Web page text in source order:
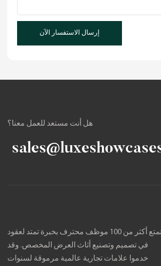
إرسال الاستفسار الآن
هل أنت مستعد للعمل معنا؟
يتمتع أكثر من 100 موظف محترف بخبرة تمتد لعقود
في تصميم وتصنيع أثاث العرض المخصص. وقد
خدموا علامات تجارية عالمية مرموقة لسنوات